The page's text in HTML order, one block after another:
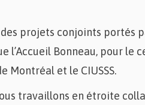
projets conjoints portés
l’Accueil Bonneau, pour le
Montréal et le CIUSSS.
travaillons en étroite